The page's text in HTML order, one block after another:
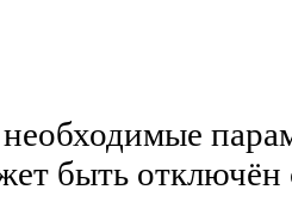
быть отключён